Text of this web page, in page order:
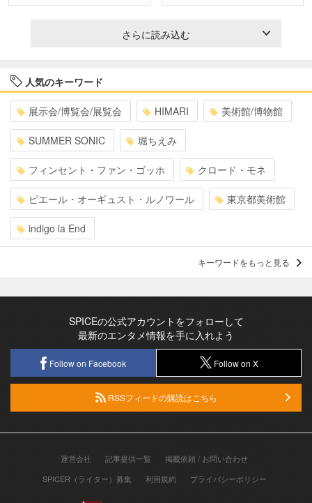
さらに読み込む
人気のキーワード
展示会/博覧会/展覧会 HIMARI 美術館/博物館
SUMMER SONIC 堀ちえみ
フィンセント・ファン・ゴッホ クロード・モネ
ピエール・オーギュスト・ルノワール 東京都美術館
indigo la End
キーワードをもっと見る
SPICEの公式アカウントをフォローして
最新のエンタメ情報を手に入れよう
Follow on Facebook Follow on X
RSSフィードの購読はこちら
運営会社 記事提供一覧
掲載依頼 / お問い合わせ
SPICER（ライター）募集
利用規約 プライバシーポリシー